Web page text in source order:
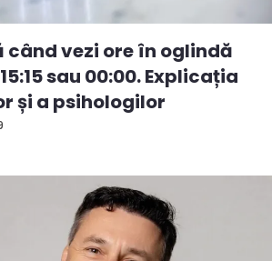
când vezi ore în oglindă
15:15 sau 00:00. Explicația
și a psihologilor